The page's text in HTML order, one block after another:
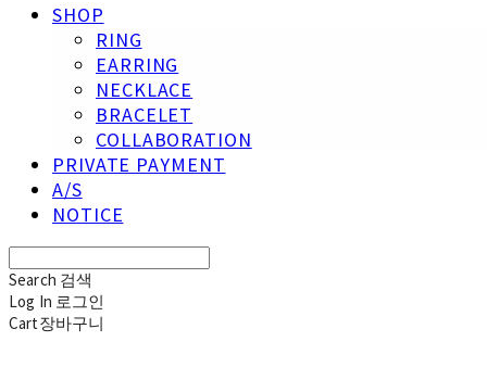
SHOP
RING
EARRING
NECKLACE
BRACELET
COLLABORATION
PRIVATE PAYMENT
A/S
NOTICE
Search 검색
Log In 로그인
Cart장바구니